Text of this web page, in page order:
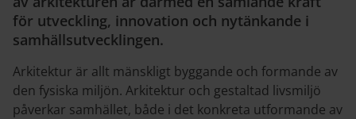
för utveckling, innovation och nytänkande i
samhällsutvecklingen.
Arkitektur är allt mänskligt byggande och formande av
den fysiska miljön. Arkitektur och gestaltad livsmiljö
påverkar samhället, både i det konkreta utformande av